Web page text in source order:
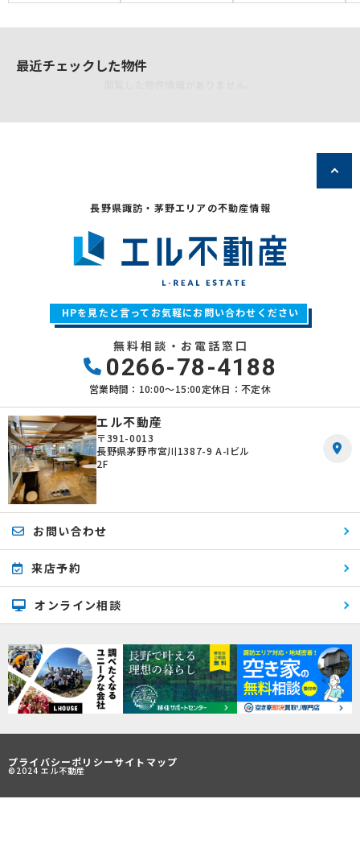
最近チェックした物件
長野県諏訪・茅野エリアの不動産情報
HPを見たと言ってお気軽にお問い合わせください
無料相談・お電話窓口
0266-78-4188
営業時間：10:00〜15:00定休日：不定休
エル不動産
〒391-0013
長野県茅野市宮川1387-9 A-Iビル
2F
お問い合わせ
来店予約
オンライン相談
プライバシーポリシーサイトマップ
©2024 エル不動産